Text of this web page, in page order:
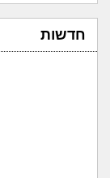
חדשות